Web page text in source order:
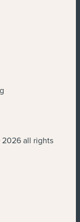
2026 all rights